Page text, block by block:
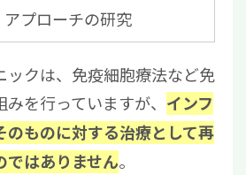
アプローチの研究
ックは、免疫細胞療法など免
を行っていますが、 インフ
のものに対する治療として再
ではありません。